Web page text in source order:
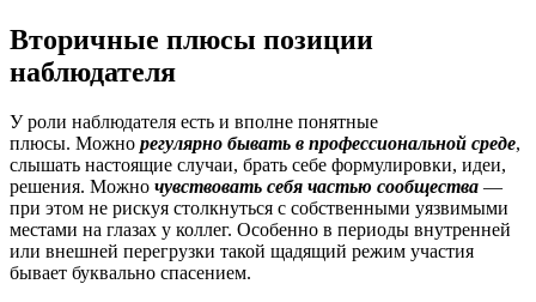
Вторичные плюсы позиции
наблюдателя
У роли наблюдателя есть и вполне понятные
плюсы. Можно регулярно бывать в профессиональной среде,
слышать настоящие случаи, брать себе формулировки, идеи,
решения. Можно чувствовать себя частью сообщества —
при этом не рискуя столкнуться с собственными уязвимыми
местами на глазах у коллег. Особенно в периоды внутренней
или внешней перегрузки такой щадящий режим участия
бывает буквально спасением.